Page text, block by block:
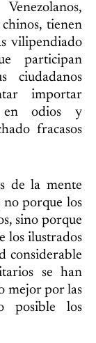
chinos, tienen
vilipendiado
participan
ciudadanos
importar
en odios y
fracasos
de la mente
no porque los
sino porque
los ilustrados
considerable
se han
mejor por las
posible los